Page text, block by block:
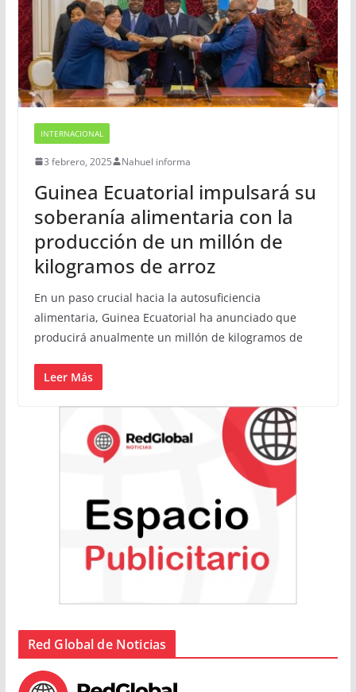
INTERNACIONAL
3 febrero, 2025 Nahuel informa
Guinea Ecuatorial impulsará su
soberanía alimentaria con la
producción de un millón de
kilogramos de arroz
En un paso crucial hacia la autosuficiencia
alimentaria, Guinea Ecuatorial ha anunciado que
producirá anualmente un millón de kilogramos de
Leer Más
Red Global de Noticias